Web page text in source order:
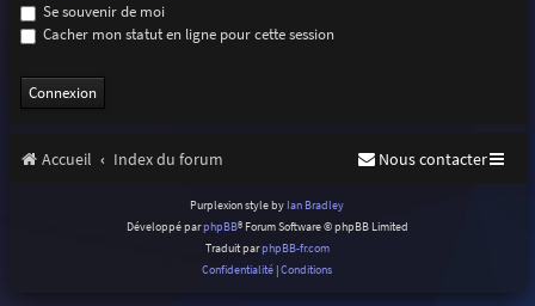
Se souvenir de moi
Cacher mon statut en ligne pour cette session
Accueil Index du forum Nous contacter
Purplexion style by Ian Bradley
Développé parphpBB® Forum Software © phpBB Limited
Traduit parphpBB-fr.com
Confidentialité |Conditions